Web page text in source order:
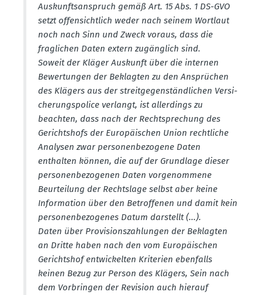
Auskunfts­an­spruch gemäß Art. 15 Abs. 1 DS-GVO
setzt offen­sichtlich weder nach seinem Wortlaut
noch nach Sinn und Zweck voraus, dass die
fraglichen Daten extern zugänglich sind.
Soweit der Kläger Auskunft über die internen
Bewer­tungen der Beklagten zu den Ansprüchen
des Klägers aus der streit­ge­gen­ständ­lichen Versi­
che­rungs­police verlangt, ist aller­dings zu
beachten, dass nach der Recht­spre­chung des
Gerichtshofs der Europäi­schen Union recht­liche
Analysen zwar perso­nen­be­zogene Daten
enthalten können, die auf der Grundlage dieser
perso­nen­be­zo­genen Daten vorge­nommene
Beurteilung der Rechtslage selbst aber keine
Infor­mation über den Betrof­fenen und damit kein
perso­nen­be­zo­genes Datum darstellt (...).
Daten über Provi­si­ons­zah­lungen der Beklagten
an Dritte haben nach den vom Europäi­schen
Gerichtshof entwi­ckelten Kriterien ebenfalls
keinen Bezug zur Person des Klägers, Sein nach
dem Vorbringen der Revision auch hierauf